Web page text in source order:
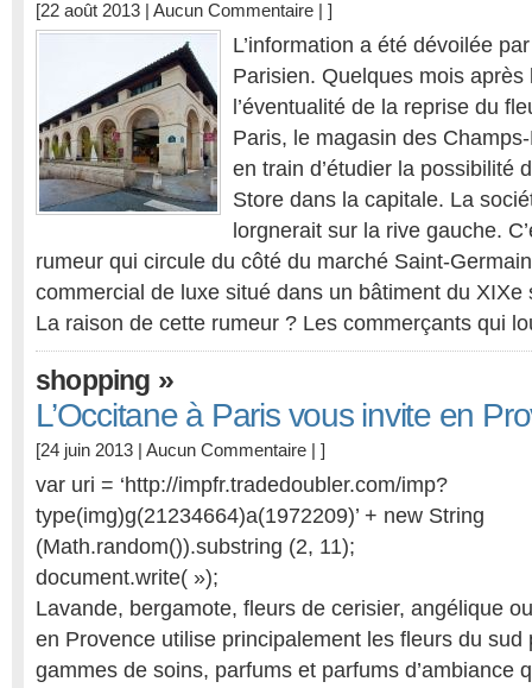
[22 août 2013 | Aucun Commentaire | ]
L’information a été dévoilée
Parisien. Quelques mois
l’éventualité de la reprise du
Paris, le magasin des
en train d’étudier la possibilité
Store dans la capitale. La
lorgnerait sur la rive gauche.
rumeur qui circule du côté du marché Saint-
commercial de luxe situé dans un bâtiment du XIXe
La raison de cette rumeur ? Les commerçants qui
shopping »
L’Occitane à Paris vous invite en
[24 juin 2013 | Aucun Commentaire | ]
var uri = ‘http://impfr.tradedoubler.com/imp?
type(img)g(21234664)a(1972209)’ + new String
(Math.random()).substring (2, 11);
document.write( »);
Lavande, bergamote, fleurs de cerisier, angélique
en Provence utilise principalement les fleurs du sud
gammes de soins, parfums et parfums d’ambiance